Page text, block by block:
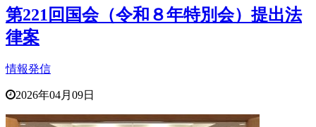
第221回国会（令和８年特別会）提出法
律案
情報発信
2026年04月09日